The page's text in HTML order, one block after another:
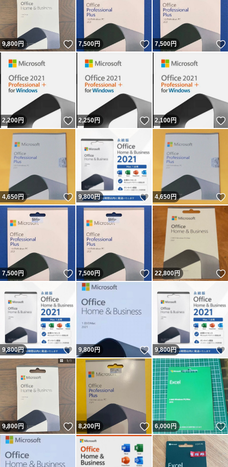
9,800円 いいね！
7,500円 いいね！
7,500円
2,200円 いいね！
2,250円 いいね！
2,100円
4,650円 いいね！
9,800円 いいね！
4,650円
7,500円 いいね！
7,500円 いいね！
22,800円
9,800円 いいね！
9,800円 いいね！
9,800円
9,800円 いいね！
8,200円 いいね！
6,000円